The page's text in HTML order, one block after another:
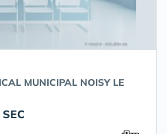
MUNICIPAL NOISY LE